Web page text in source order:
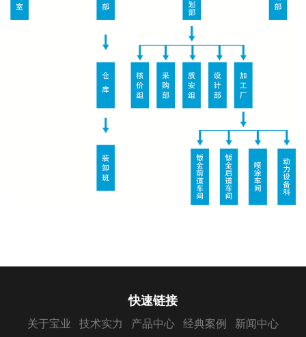
快速链接
关于宝业 技术实力 产品中心 经典案例 新闻中心